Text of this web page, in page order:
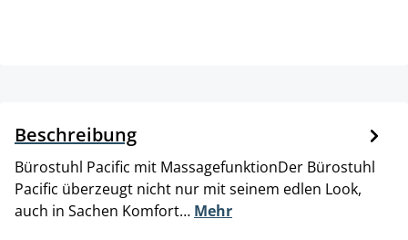
Beschreibung
Bürostuhl Pacific mit MassagefunktionDer Bürostuhl
Pacific überzeugt nicht nur mit seinem edlen Look,
auch in Sachen Komfort… Mehr